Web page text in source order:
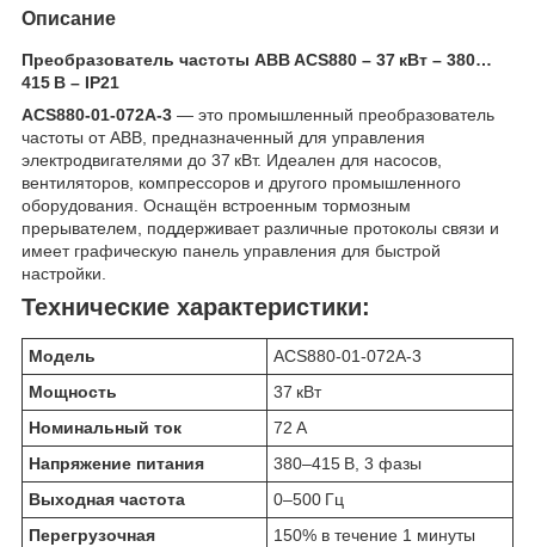
Описание
Преобразователь частоты ABB ACS880 – 37 кВт – 380…
415 В – IP21
ACS880-01-072A-3 — это промышленный преобразователь
частоты от ABB, предназначенный для управления
электродвигателями до 37 кВт. Идеален для насосов,
вентиляторов, компрессоров и другого промышленного
оборудования. Оснащён встроенным тормозным
прерывателем, поддерживает различные протоколы связи и
имеет графическую панель управления для быстрой
настройки.
Технические характеристики:
Модель
ACS880-01-072A-3
Мощность
37 кВт
Номинальный ток
72 А
Напряжение питания
380–415 В, 3 фазы
Выходная частота
0–500 Гц
Перегрузочная
150% в течение 1 минуты